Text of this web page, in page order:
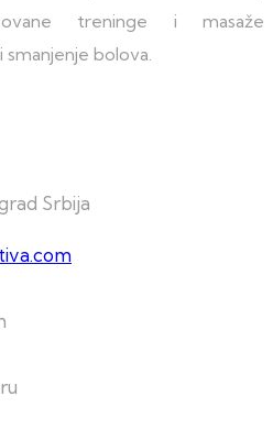
treninge i masaže
smanjenje bolova.
Srbija